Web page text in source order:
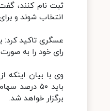
ثبت نام کنند،
انتخاب شوند و
عسگری تاکید کرد:
رای خود را به صورت
برگزار خواهد شد.